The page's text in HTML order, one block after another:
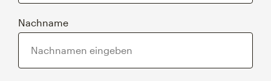
Nachname